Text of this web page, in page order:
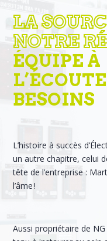
CONTACT
LA
NOTRE
ÉQUIPE À
BESOINS
L’histoire à succès
un autre chapitre, celui
tête de l’entreprise :
l’âme !
Aussi propriétaire de